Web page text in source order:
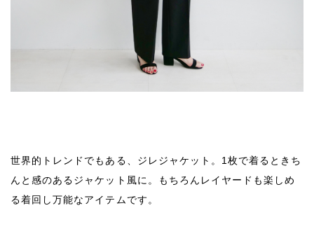
世界的トレンドでもある、ジレジャケット。1枚で着るときち
んと感のあるジャケット風に。もちろんレイヤードも楽しめ
る着回し万能なアイテムです。